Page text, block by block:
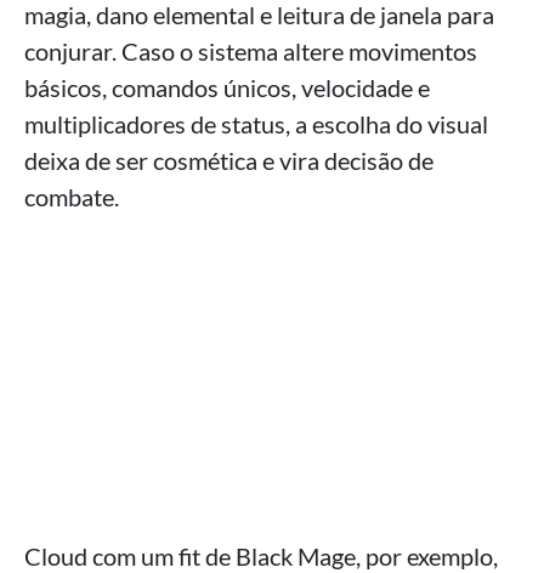
magia, dano elemental e leitura de janela para
conjurar. Caso o sistema altere movimentos
básicos, comandos únicos, velocidade e
multiplicadores de status, a escolha do visual
deixa de ser cosmética e vira decisão de
combate.
Cloud com um fit de Black Mage, por exemplo,